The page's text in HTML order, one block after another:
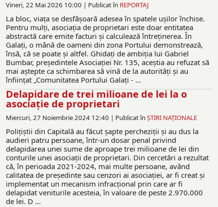
Vineri, 22 Mai 2026 10:00 | Publicat în REPORTAJ
La bloc, viața se desfășoară adesea în spatele ușilor închise.
Pentru mulți, asociația de proprietari este doar entitatea
abstractă care emite facturi și calculează întreținerea. În
Galați, o mână de oameni din zona Portului demonstrează,
însă, că se poate și altfel. Ghidați de ambiția lui Gabriel
Bumbar, președintele Asociației Nr. 135, aceștia au refuzat să
mai aștepte ca schimbarea să vină de la autorități și au
înființat „Comunitatea Portului Galați - ...
Delapidare de trei milioane de lei la o
asociație de proprietari
Miercuri, 27 Noiembrie 2024 12:40 | Publicat în ŞTIRI NAŢIONALE
Polițiștii din Capitală au făcut șapte percheziții și au dus la
audieri patru persoane, într-un dosar penal privind
delapidarea unei sume de aproape trei milioane de lei din
conturile unei asociații de proprietari. Din cercetări a rezultat
că, în perioada 2021-2024, mai multe persoane, având
calitatea de președinte sau cenzori ai asociației, ar fi creat și
implementat un mecanism infracțional prin care ar fi
delapidat veniturile acesteia, în valoare de peste 2.970.000
de lei. D ...